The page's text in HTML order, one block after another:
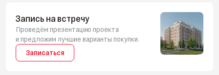
Запись на встречу
Проведём презентацию проекта
и предложим лучшие варианты покупки.
Записаться